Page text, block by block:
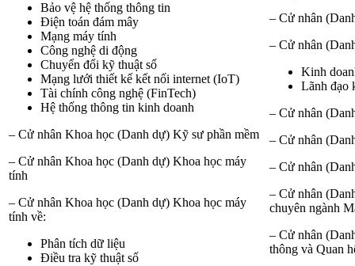
Bảo vệ hệ thống thông tin
Điện toán đám mây
Mạng máy tính
Công nghệ di động
Chuyển đổi kỹ thuật số
Mạng lưới thiết kế kết nối internet (IoT)
Tài chính công nghệ (FinTech)
Hệ thống thông tin kinh doanh
– Cử nhân Khoa học (Danh dự) Kỹ sư phần mềm
– Cử nhân Khoa học (Danh dự) Khoa học máy
tính
– Cử nhân Khoa học (Danh dự) Khoa học máy
tính về:
Phân tích dữ liệu
Điều tra kỹ thuật số
– Cử nhân
– Cử nhân
Kinh
Lãnh đạo
– Cử nhân
– Cử nhân
– Cử nhân
– Cử nhân
chuyên ngành
– Cử nhân
thông và Quan